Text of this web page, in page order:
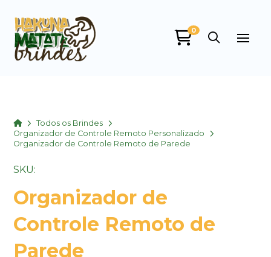
0
HomeTodos os Brindes
Organizador de Controle Remoto Personalizado
Organizador de Controle Remoto de Parede
SKU:
Organizador de
Controle Remoto de
Parede